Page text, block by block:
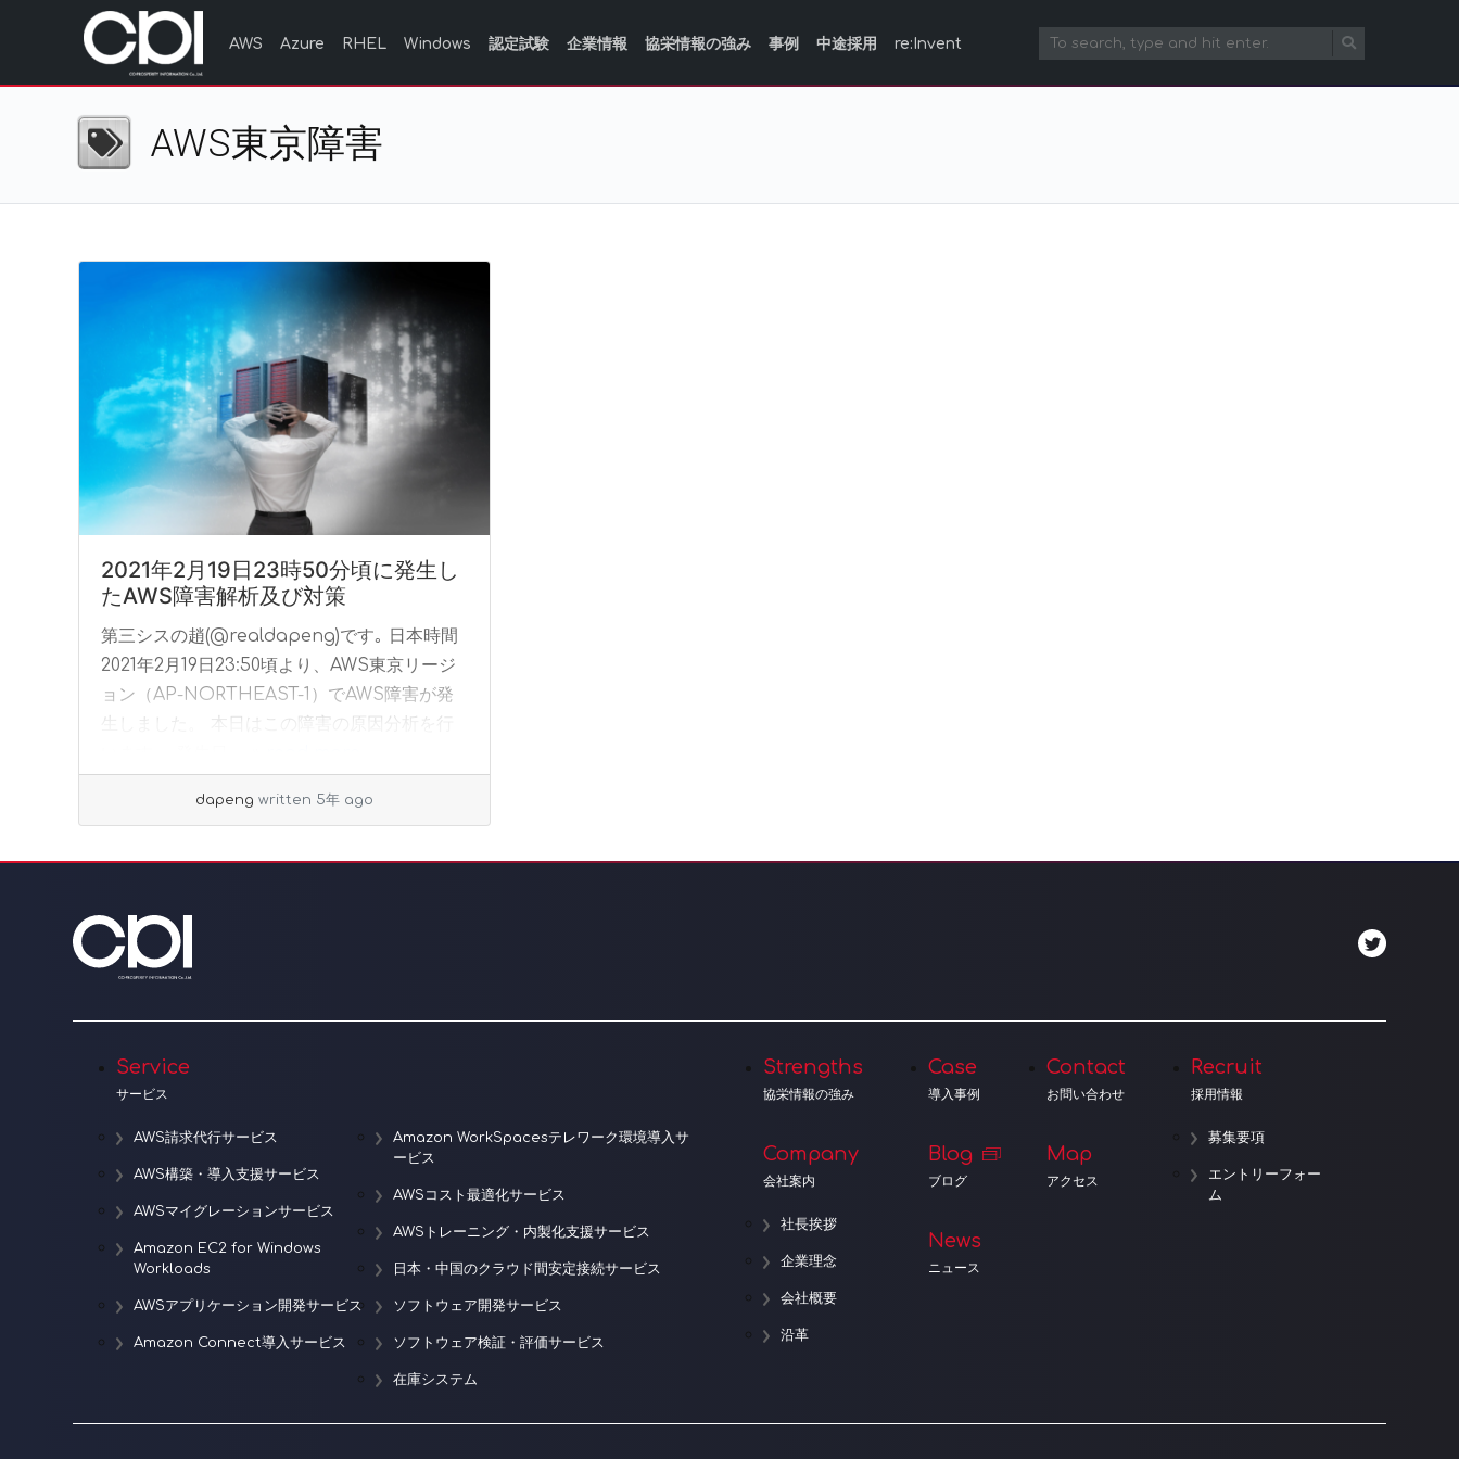
AWS Azure RHEL Windows 認定試験 企業情報 協栄情報の強み 事例 中途採用 re:Invent
AWS東京障害
2021年2月19日23時50分頃に発生し
たAWS障害解析及び対策
第三シスの趙(@realdapeng)です｡ 日本時間
2021年2月19日23:50頃より、AWS東京リージ
ョン（AP-NORTHEAST-1）でAWS障害が発
生しました。 本日はこの障害の原因分析を行
dapeng written 5年 ago
Service
サービス
AWS請求代行サービス
AWS構築・導入支援サービス
AWSマイグレーションサービス
Amazon EC2 for Windows
Workloads
AWSアプリケーション開発サービス
Amazon Connect導入サービス
Amazon WorkSpacesテレワーク環境導入サ
ービス
AWSコスト最適化サービス
AWSトレーニング・内製化支援サービス
日本・中国のクラウド間安定接続サービス
ソフトウェア開発サービス
ソフトウェア検証・評価サービス
在庫システム
Strengths
協栄情報の強み
Company
会社案内
社長挨拶
企業理念
会社概要
沿革
Case
導入事例
Blog
ブログ
News
ニュース
Contact
お問い合わせ
Map
アクセス
Recruit
採用情報
募集要項
エントリーフォー
ム